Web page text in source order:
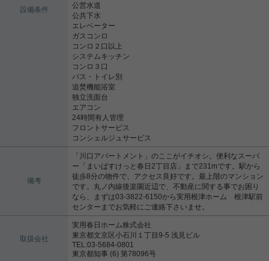
設備条件
公営水道
公共下水
エレベーター
ガスコンロ
コンロ２口以上
システムキッチン
コンロ３口
バス・トイレ別
追焚機能浴室
独立洗面台
エアコン
24時間有人管理
フロントサービス
コンシェルジュサービス
備考
「川口アパートメント」のここがイチオシ。便利なスーパ
ー「まいばすけっと春日2丁目店」まで231mです。駅から
徒歩8分の物件で、アクセス良好です。最上階のマンション
です。丸ノ内線後楽園近辺で、不動産に関する事でお困り
なら、まずは03-3822-6150から実用根津ホーム 根津駅前
センターまでお気軽にご連絡下さいませ。
取扱会社
実用春日ホーム株式会社
東京都文京区小石川１丁目9-5 浅見ビル
TEL:03-5684-0801
東京都知事 (6) 第78096号